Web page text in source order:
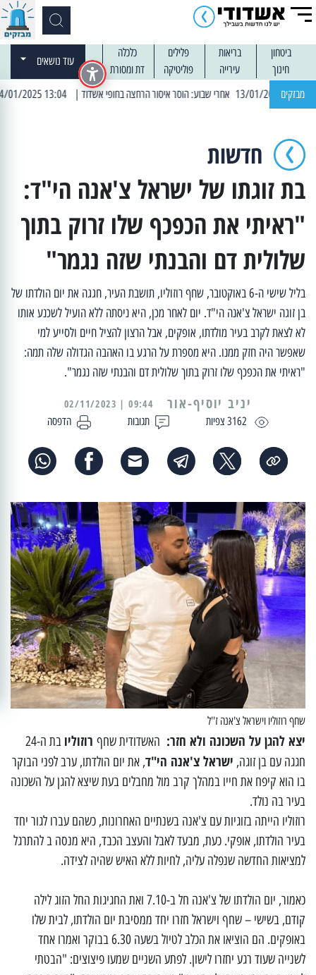
ביטחון בריאות פלילים
כלכלה
חינוך
עירייה פוליטיקה דת ומסורת
עוד נושאים
מבזקים | 13:04 14/01/2025 עובדים בלילות: עבודות קרצוף וריבוד אספלט
חדשות
בת זוגתו של ישראל צ'אנה הי"ד:
"ראיתי את הכפכף שלו זרוק בתוך
שלולית דם והבנתי שזה נגמר"
בליל שישי ה-6 באוקטובר, שחף רוזוליו, תושבת העיר, חגגה את יום הולדתו של
בן זוגה ישראל צ'אנה הי"ד. יום לאחר מכן, היא ניסתה ללא הועיל לשכנע אותו
לא לצאת לקרב בעיר מולדתו, אופקים, אבל הרצון להציל חיים ולסייע למי
שאפשר היה חזק ממנו. היא מספרת על הרגע בו האהבה הגדולה שלה תמה:
"ראיתי את הכפכף שלו זרוק בתוך שלולית דם והבנתי שזה נגמר".
3162 צפיות תגובות הדפסה
יניב יוסיף-אור 09:44 | 02/11/2023
שחף רוזוליו וישראל צ'אנה ז''ל
יצא להגן על השכונה ולא חזר: האשדודית שחף רוזוליו
בת ה-24
חגגה עם בן זוגה, ישראל צ'אנה הי"ד, את יום הולדתו, ערב לפני הבוקר
בו הוא קיפח את חייו במהלך קרב מול מחבלים בעת שיצא להגן על השכונה
בעיר בה נולד.
רוזוליו הייתה בזוגיות עם צ'אנה בשנתיים האחרונות, כשהם עברו לגור יחד
בעיר הולדתו, אופקי. כעת, מבעד לאבל והעצב הכבד, היא מנסה ב להתרגל
למציאות החדשה שנפלה עליה, לחיות ללא האיש שהיה לצידה.
כאמור, יום הולדתו של צ'אנה חל ב-7.10 ואת החגיגות החל הזוג לילה
קודם, בשישי – שחף וישראל חזרו יחד ממסיבת יום הולדתו, לבית שלו
באופקים. הם הוציאו את הכלב לטיול בשעה 6.30 בבוקר ואמרו אחד
לשנייה שעוד רגע יחזרו לישון. לפתע השניים שמעו פיצוצים: "הבטתי